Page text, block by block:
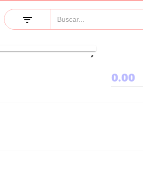
filter_list
keyboard_arrow_right
0.00